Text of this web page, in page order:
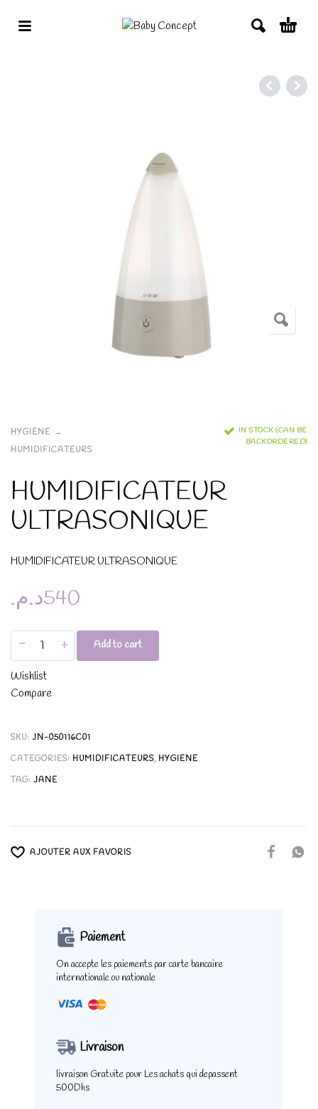
HYGIENE
HUMIDIFICATEURS
IN STOCK (CAN BE
BACKORDERED)
HUMIDIFICATEUR
ULTRASONIQUE
HUMIDIFICATEUR ULTRASONIQUE
540د.م.
- + Add to cart
Wishlist
Compare
SKU: JN-050116C01
CATEGORIES: HUMIDIFICATEURS, HYGIENE
TAG: JANE
AJOUTER AUX FAVORIS
Paiement
On accepte les paiements par carte bancaire
internationale ou nationale
Livraison
livraison Gratuite pour Les achats qui depassent
500Dhs